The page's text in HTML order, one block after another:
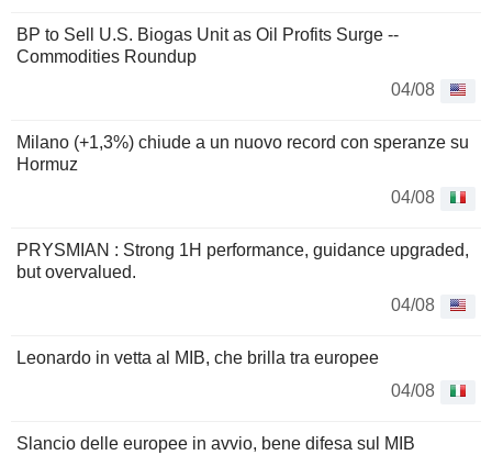
BP to Sell U.S. Biogas Unit as Oil Profits Surge --
Commodities Roundup
04/08
Milano (+1,3%) chiude a un nuovo record con speranze su
Hormuz
04/08
PRYSMIAN : Strong 1H performance, guidance upgraded,
but overvalued.
04/08
Leonardo in vetta al MIB, che brilla tra europee
04/08
Slancio delle europee in avvio, bene difesa sul MIB